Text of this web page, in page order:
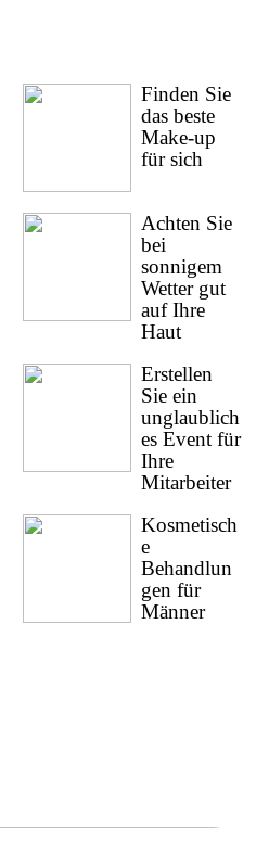
Finden Sie
das beste
Make-up
für sich
Achten Sie
bei
sonnigem
Wetter gut
auf Ihre
Haut
Erstellen
Sie ein
unglaublich
es Event für
Ihre
Mitarbeiter
Kosmetisch
e
Behandlun
gen für
Männer